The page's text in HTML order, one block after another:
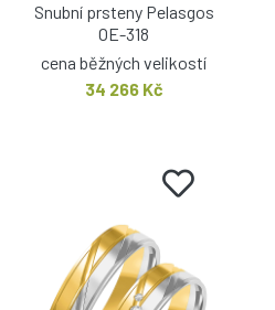
Snubní prsteny Pelasgos
OE-318
cena běžných velikostí
34 266 Kč